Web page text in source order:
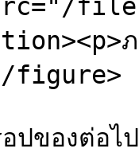
ภ
figure>
องต่อไป